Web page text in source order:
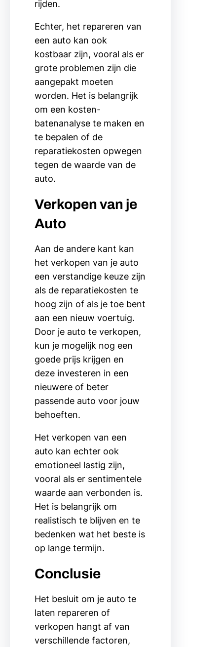
rijden.
Echter, het repareren van
een auto kan ook
kostbaar zijn, vooral als er
grote problemen zijn die
aangepakt moeten
worden. Het is belangrijk
om een kosten-
batenanalyse te maken en
te bepalen of de
reparatiekosten opwegen
tegen de waarde van de
auto.
Verkopen van je
Auto
Aan de andere kant kan
het verkopen van je auto
een verstandige keuze zijn
als de reparatiekosten te
hoog zijn of als je toe bent
aan een nieuw voertuig.
Door je auto te verkopen,
kun je mogelijk nog een
goede prijs krijgen en
deze investeren in een
nieuwere of beter
passende auto voor jouw
behoeften.
Het verkopen van een
auto kan echter ook
emotioneel lastig zijn,
vooral als er sentimentele
waarde aan verbonden is.
Het is belangrijk om
realistisch te blijven en te
bedenken wat het beste is
op lange termijn.
Conclusie
Het besluit om je auto te
laten repareren of
verkopen hangt af van
verschillende factoren,